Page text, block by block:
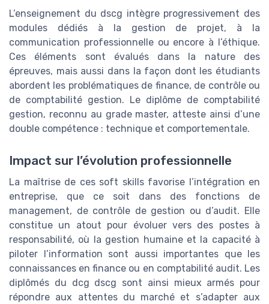
L’enseignement du dscg intègre progressivement des
modules dédiés à la gestion de projet, à la
communication professionnelle ou encore à l’éthique.
Ces éléments sont évalués dans la nature des
épreuves, mais aussi dans la façon dont les étudiants
abordent les problématiques de finance, de contrôle ou
de comptabilité gestion. Le diplôme de comptabilité
gestion, reconnu au grade master, atteste ainsi d’une
double compétence : technique et comportementale.
Impact sur l’évolution professionnelle
La maîtrise de ces soft skills favorise l’intégration en
entreprise, que ce soit dans des fonctions de
management, de contrôle de gestion ou d’audit. Elle
constitue un atout pour évoluer vers des postes à
responsabilité, où la gestion humaine et la capacité à
piloter l’information sont aussi importantes que les
connaissances en finance ou en comptabilité audit. Les
diplômés du dcg dscg sont ainsi mieux armés pour
répondre aux attentes du marché et s’adapter aux